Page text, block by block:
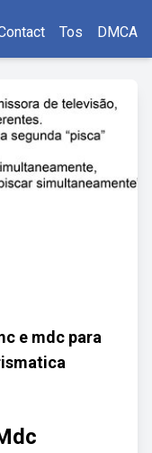
Tos DMCA
e mdc para